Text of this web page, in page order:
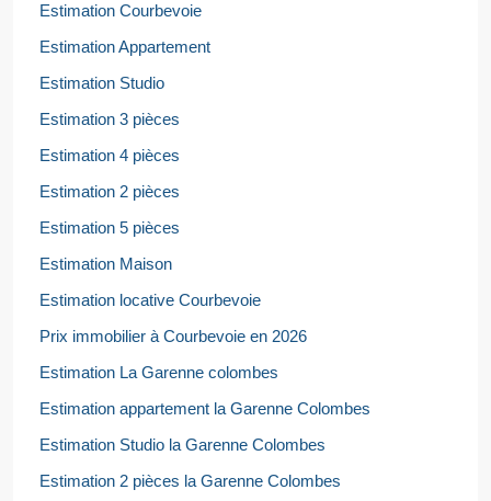
Estimation Courbevoie
Estimation Appartement
Estimation Studio
Estimation 3 pièces
Estimation 4 pièces
Estimation 2 pièces
Estimation 5 pièces
Estimation Maison
Estimation locative Courbevoie
Prix immobilier à Courbevoie en 2026
Estimation La Garenne colombes
Estimation appartement la Garenne Colombes
Estimation Studio la Garenne Colombes
Estimation 2 pièces la Garenne Colombes